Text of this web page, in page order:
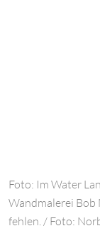
Foto: Im Water
Wandmalerei Bob
fehlen. / Foto: